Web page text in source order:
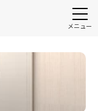
メニュー